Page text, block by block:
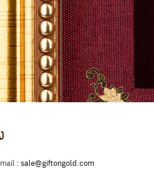
: sale@giftongold.com